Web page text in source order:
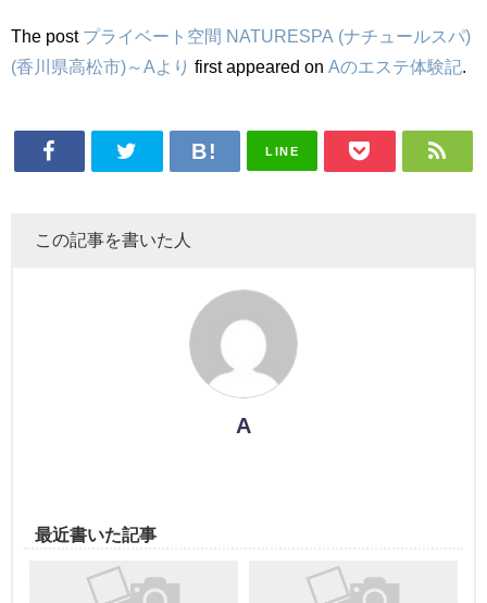
The post プライベート空間 NATURESPA (ナチュールスパ)
(香川県高松市)～Aより first appeared on Aのエステ体験記
LINE
この記事を書いた人
A
最近書いた記事